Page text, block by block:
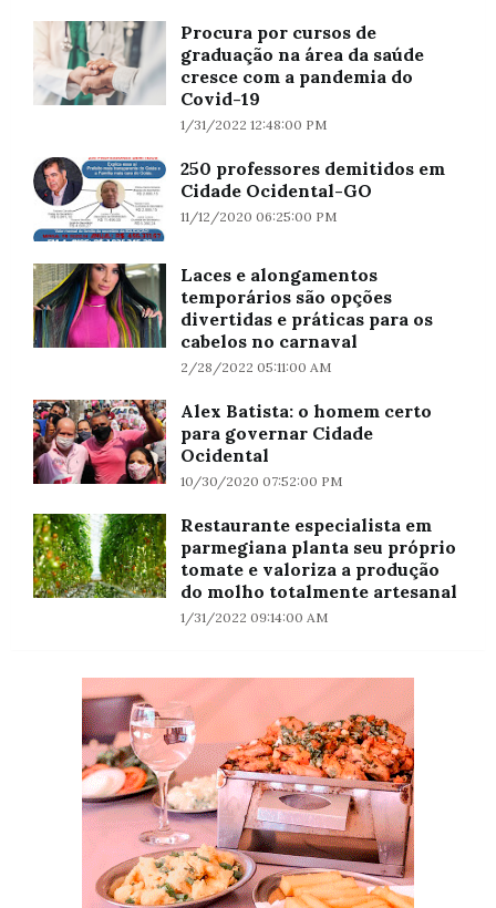
Procura por cursos de
graduação na área da saúde
cresce com a pandemia do
Covid-19
1/31/2022 12:48:00 PM
250 professores demitidos em
Cidade Ocidental-GO
11/12/2020 06:25:00 PM
Laces e alongamentos
temporários são opções
divertidas e práticas para os
cabelos no carnaval
2/28/2022 05:11:00 AM
Alex Batista: o homem certo
para governar Cidade
Ocidental
10/30/2020 07:52:00 PM
Restaurante especialista em
parmegiana planta seu próprio
tomate e valoriza a produção
do molho totalmente artesanal
1/31/2022 09:14:00 AM